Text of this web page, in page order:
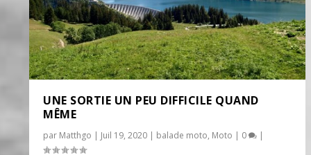
UNE SORTIE UN PEU DIFFICILE QUAND
MÊME
par Matthgo | Juil 19, 2020 | balade moto, Moto | 0 |